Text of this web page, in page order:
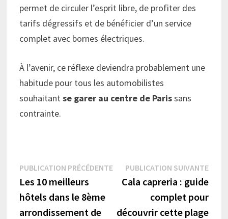
permet de circuler l’esprit libre, de profiter des
tarifs dégressifs et de bénéficier d’un service
complet avec bornes électriques.
À l’avenir, ce réflexe deviendra probablement une
habitude pour tous les automobilistes
souhaitantse garer au centre de Parissans
contrainte.
Navigation
de
l’article
PUBLICATION PRÉCÉDENTEPublication
précédente :
Les 10 meilleurs
hôtels dans le 8ème
arrondissement de
PUBLICATION SUIVANTE
Cala capreria : guide
complet pour
découvrir cette plage